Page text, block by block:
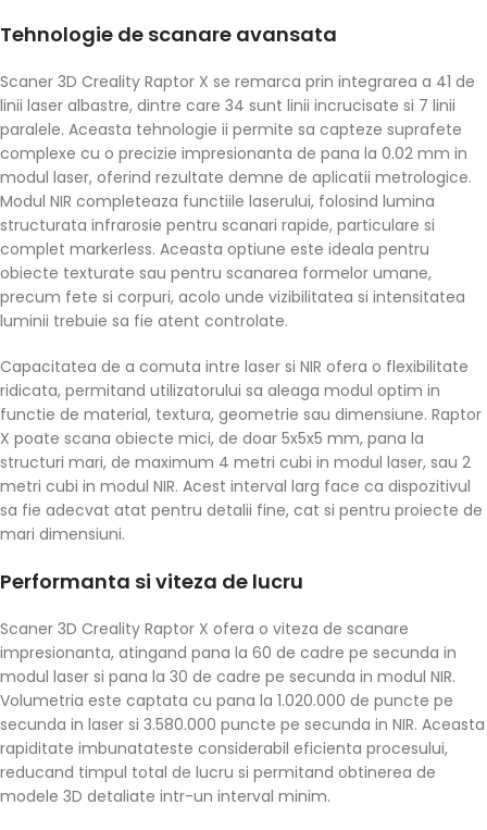
Tehnologie de scanare avansata
Scaner 3D Creality Raptor X se remarca prin integrarea a 41 de
linii laser albastre, dintre care 34 sunt linii incrucisate si 7 linii
paralele. Aceasta tehnologie ii permite sa capteze suprafete
complexe cu o precizie impresionanta de pana la 0.02 mm in
modul laser, oferind rezultate demne de aplicatii metrologice.
Modul NIR completeaza functiile laserului, folosind lumina
structurata infrarosie pentru scanari rapide, particulare si
complet markerless. Aceasta optiune este ideala pentru
obiecte texturate sau pentru scanarea formelor umane,
precum fete si corpuri, acolo unde vizibilitatea si intensitatea
luminii trebuie sa fie atent controlate.
Capacitatea de a comuta intre laser si NIR ofera o flexibilitate
ridicata, permitand utilizatorului sa aleaga modul optim in
functie de material, textura, geometrie sau dimensiune. Raptor
X poate scana obiecte mici, de doar 5x5x5 mm, pana la
structuri mari, de maximum 4 metri cubi in modul laser, sau 2
metri cubi in modul NIR. Acest interval larg face ca dispozitivul
sa fie adecvat atat pentru detalii fine, cat si pentru proiecte de
mari dimensiuni.
Performanta si viteza de lucru
Scaner 3D Creality Raptor X ofera o viteza de scanare
impresionanta, atingand pana la 60 de cadre pe secunda in
modul laser si pana la 30 de cadre pe secunda in modul NIR.
Volumetria este captata cu pana la 1.020.000 de puncte pe
secunda in laser si 3.580.000 puncte pe secunda in NIR. Aceasta
rapiditate imbunatateste considerabil eficienta procesului,
reducand timpul total de lucru si permitand obtinerea de
modele 3D detaliate intr-un interval minim.